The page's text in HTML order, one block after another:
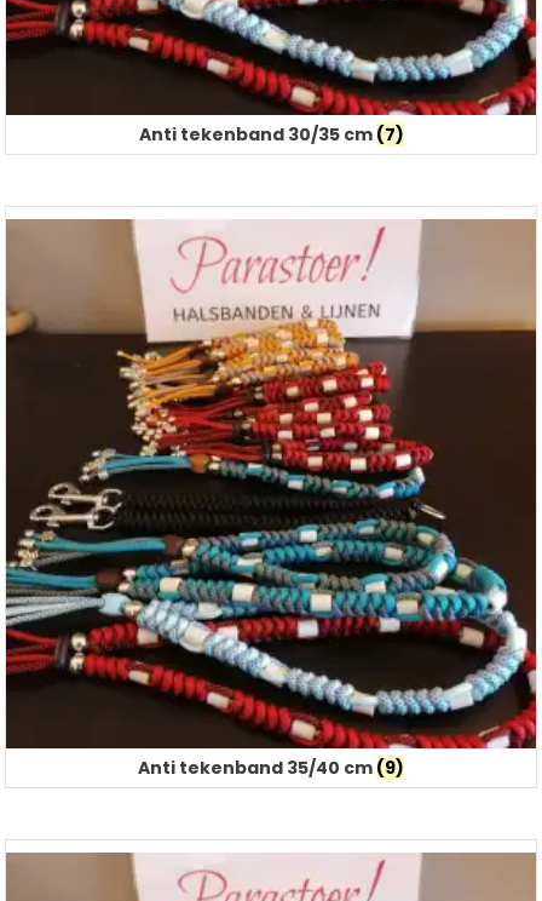
Anti tekenband 30/35 cm (7)
Anti tekenband 35/40 cm (9)